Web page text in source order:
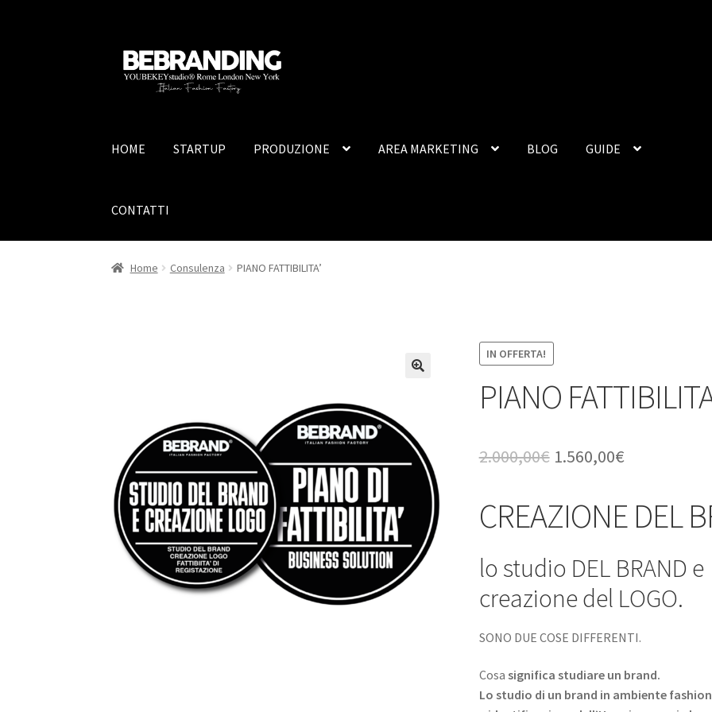
alla
navigazione
contenuto
HOME STARTUP PRODUZIONE AREA MARKETING BLOG GUIDE
CONTATTI
Home Consulenza PIANO FATTIBILITA’
IN OFFERTA!
PIANO
2.000,00€ Il
originale
2.000,00€.
1.560,00€Il
attuale
1.560,00€.
CREAZIONE DEL
lo studio DEL BRAND e
creazione del LOGO.
SONO DUE COSE DIFFERENTI.
Cosa significa studiare un brand.
Lo studio di un brand in ambiente